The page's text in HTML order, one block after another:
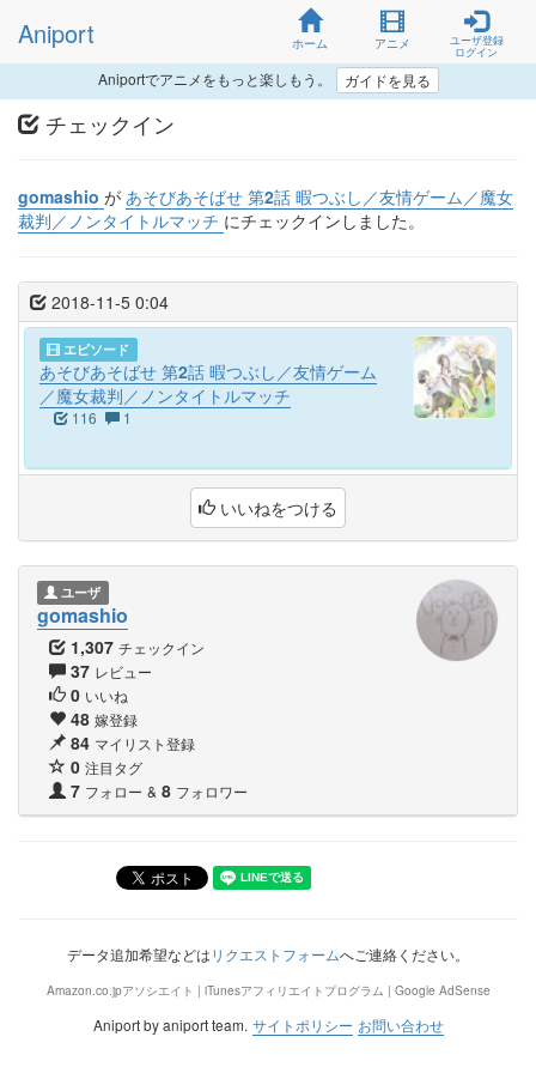
Aniport ホーム アニメ
ユーザ登録
ログイン
Aniportでアニメをもっと楽しもう。 ガイドを見る
チェックイン
gomashio が あそびあそばせ 第2話 暇つぶし／友情ゲーム／魔女
裁判／ノンタイトルマッチ にチェックインしました。
2018-11-5 0:04
エピソード
あそびあそばせ 第2話 暇つぶし／友情ゲーム
／魔女裁判／ノンタイトルマッチ
116 1
いいねをつける
ユーザ
gomashio
1,307 チェックイン
37 レビュー
0 いいね
48 嫁登録
84 マイリスト登録
0 注目タグ
7 フォロー & 8 フォロワー
データ追加希望などはリクエストフォームへご連絡ください。
Amazon.co.jpアソシエイト | iTunesアフィリエイトプログラム | Google AdSense
Aniport by aniport team. サイトポリシー お問い合わせ